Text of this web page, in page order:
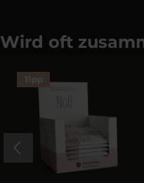
Wird oft
Tipp